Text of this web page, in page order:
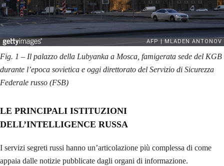
Fig. 1 – Il palazzo della Lubyanka a Mosca, famigerata sede del KGB
durante l’epoca sovietica e oggi direttorato del Servizio di Sicurezza
Federale russo (FSB)
LE PRINCIPALI ISTITUZIONI
DELL’INTELLIGENCE RUSSA
I servizi segreti russi hanno un’articolazione più complessa di come
appaia dalle notizie pubblicate dagli organi di informazione.